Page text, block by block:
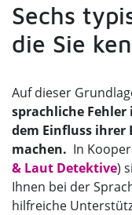
Sechs
die Sie
Auf dieser
sprachliche
dem Einfluss ihrer
machen. In
& Laut Detektive)
Ihnen bei der
hilfreiche